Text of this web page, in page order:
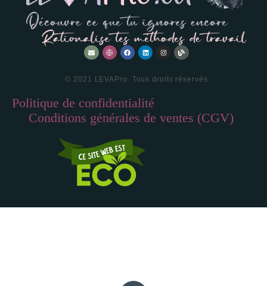
© 2021 LEVAPro. Tous droits réservés
Politique de confidentialité
Conditions générales de ventes (CGV)